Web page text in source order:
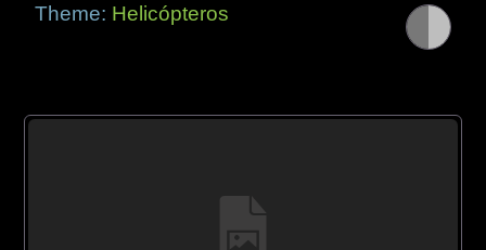
Theme: Helicópteros